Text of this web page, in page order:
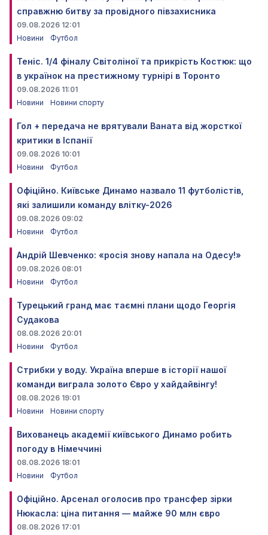
справжню битву за провідного півзахисника
09.08.2026 12:01
Новини
Футбол
Теніс. 1/4 фіналу Світоліної та прикрість Костюк: що
в українок на престижному турнірі в Торонто
09.08.2026 11:01
Новини
Новини спорту
Гол + передача не врятували Ваната від жорсткої
критики в Іспанії
09.08.2026 10:01
Новини
Футбол
Офіційно. Київське Динамо назвало 11 футболістів,
які залишили команду влітку-2026
09.08.2026 09:02
Новини
Футбол
Андрій Шевченко: «росія знову напала на Одесу!»
09.08.2026 08:01
Новини
Футбол
Турецький гранд має таємні плани щодо Георгія
Судакова
08.08.2026 20:01
Новини
Футбол
Стрибки у воду. Україна вперше в історії нашої
команди виграла золото Євро у хайдайвінгу!
08.08.2026 19:01
Новини
Новини спорту
Вихованець академії київського Динамо робить
погоду в Німеччині
08.08.2026 18:01
Новини
Футбол
Офіційно. Арсенал оголосив про трансфер зірки
Нюкасла: ціна питання — майже 90 млн євро
08.08.2026 17:01